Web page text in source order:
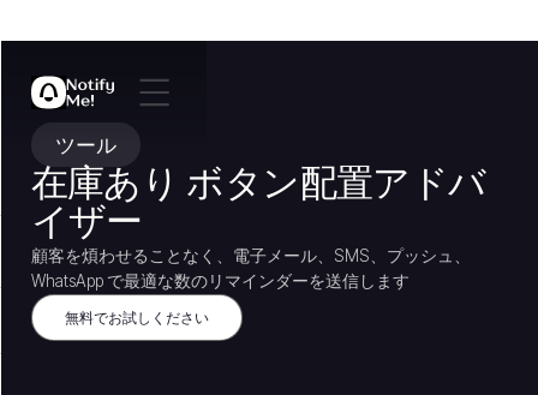
ツール
在庫あり ボタン配置アドバ
イザー
顧客を煩わせることなく、電子メール、SMS、プッシュ、
WhatsApp で最適な数のリマインダーを送信します
無料でお試しください